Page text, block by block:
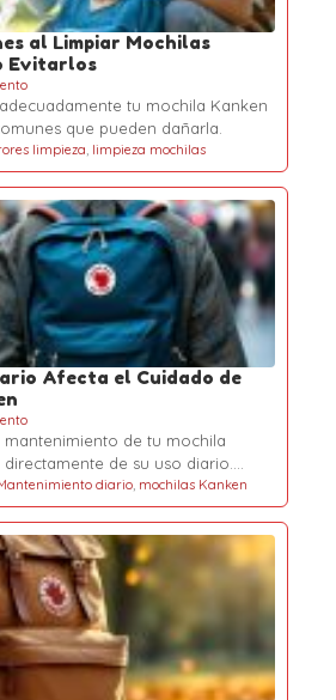
al Limpiar Mochilas
Evitarlos
tu mochila Kanken
que pueden dañarla.
limpieza, limpieza mochilas
Afecta el Cuidado de
de tu mochila
de su uso diario.…
diario, mochilas Kanken